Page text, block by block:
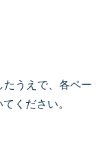
うえで、各ペー
ください。